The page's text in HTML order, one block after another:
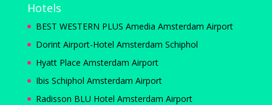
Hotels
BEST WESTERN PLUS Amedia Amsterdam Airport
Dorint Airport-Hotel Amsterdam Schiphol
Hyatt Place Amsterdam Airport
Ibis Schiphol Amsterdam Airport
Radisson BLU Hotel Amsterdam Airport